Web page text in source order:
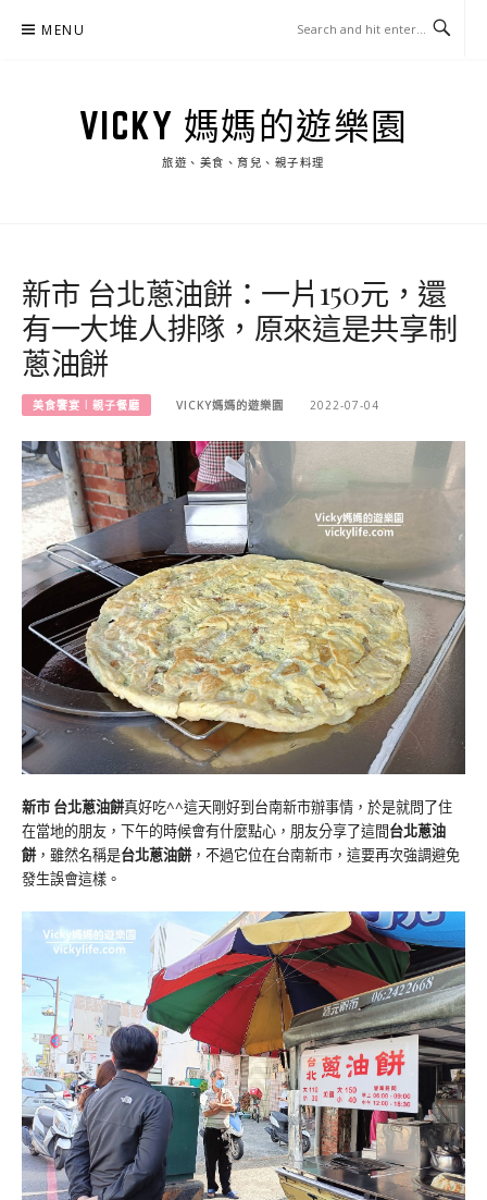
MENU
VICKY 媽媽的遊樂園
旅遊、美食、育兒、親子料理
新市 台北蔥油餅：一片150元，還
有一大堆人排隊，原來這是共享制
蔥油餅
美食饗宴︱親子餐廳 VICKY媽媽的遊樂園 2022-07-04
新市 台北蔥油餅真好吃^^這天剛好到台南新市辦事情，於是就問了住
在當地的朋友，下午的時候會有什麼點心，朋友分享了這間台北蔥油
餅，雖然名稱是台北蔥油餅，不過它位在台南新市，這要再次強調避免
發生誤會這樣。